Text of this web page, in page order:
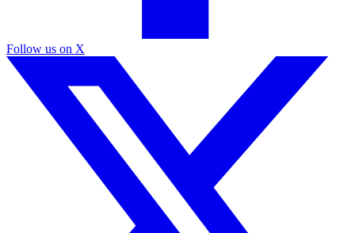
Follow us on X